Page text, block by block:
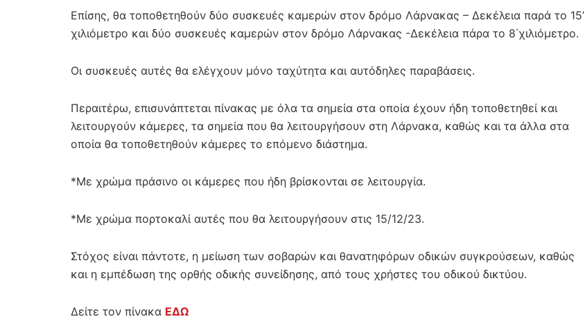
Επίσης, θα τοποθετηθούν δύο συσκευές καμερών στον δρόμο Λάρνακας – Δεκέλεια παρά το 15’
χιλιόμετρο και δύο συσκευές καμερών στον δρόμο Λάρνακας -Δεκέλεια πάρα το 8΄χιλιόμετρο.
Οι συσκευές αυτές θα ελέγχουν μόνο ταχύτητα και αυτόδηλες παραβάσεις.
Περαιτέρω, επισυνάπτεται πίνακας με όλα τα σημεία στα οποία έχουν ήδη τοποθετηθεί και
λειτουργούν κάμερες, τα σημεία που θα λειτουργήσουν στη Λάρνακα, καθώς και τα άλλα στα
οποία θα τοποθετηθούν κάμερες το επόμενο διάστημα.
*Με χρώμα πράσινο οι κάμερες που ήδη βρίσκονται σε λειτουργία.
*Με χρώμα πορτοκαλί αυτές που θα λειτουργήσουν στις 15/12/23.
Στόχος είναι πάντοτε, η μείωση των σοβαρών και θανατηφόρων οδικών συγκρούσεων, καθώς
και η εμπέδωση της ορθής οδικής συνείδησης, από τους χρήστες του οδικού δικτύου.
Δείτε τον πίνακα ΕΔΩ